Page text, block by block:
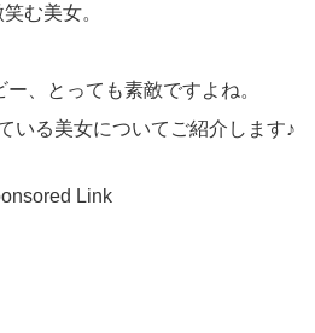
む美女。
、とっても素敵ですよね。
いる美女についてご紹介します♪
Link